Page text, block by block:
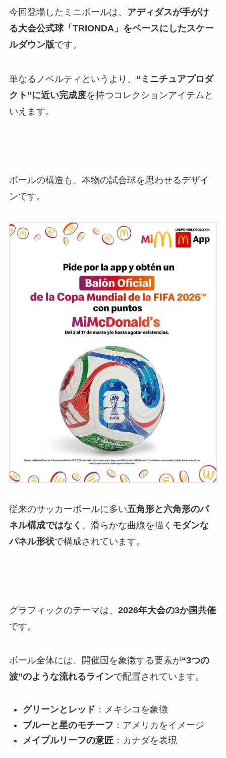
今回登場したミニボールは、 アディダスが手がけ
る大会公式球「TRIONDA」をベースにしたスケー
ルダウン版です。
単なるノベルティというより、 “ミニチュアプロダ
クト”に近い完成度を持つコレクションアイテムと
いえます。
ボールの構造も、本物の試合球を思わせるデザイ
ンです。
従来のサッカーボールに多い五角形と六角形のパ
ネル構成ではなく 、滑らかな曲線を描く モダンな
パネル形状で構成されています。
グラフィックのテーマは、 2026年大会の3か国共催
です。
ボール全体には、開催国を象徴する要素が“3つの
波”のような流れるラインで配置されています。
グリーンとレッド ：メキシコを象徴
ブルーと星のモチーフ ：アメリカをイメージ
メイプルリーフの意匠：カナダを表現